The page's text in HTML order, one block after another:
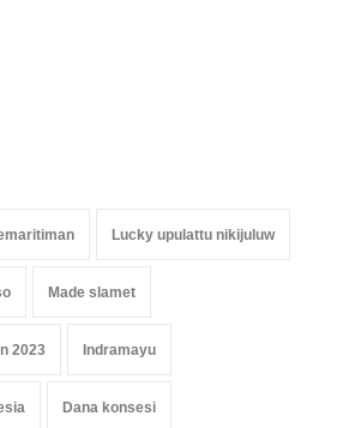
Lucky upulattu nikijuluw
Made slamet
2023 Indramayu
Dana konsesi